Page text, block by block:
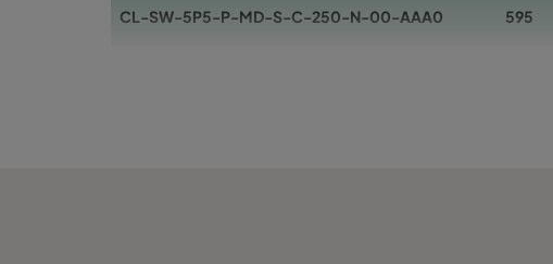
CL-SW-5P5-P-MD-S-C-250-N-00-AAA0 595